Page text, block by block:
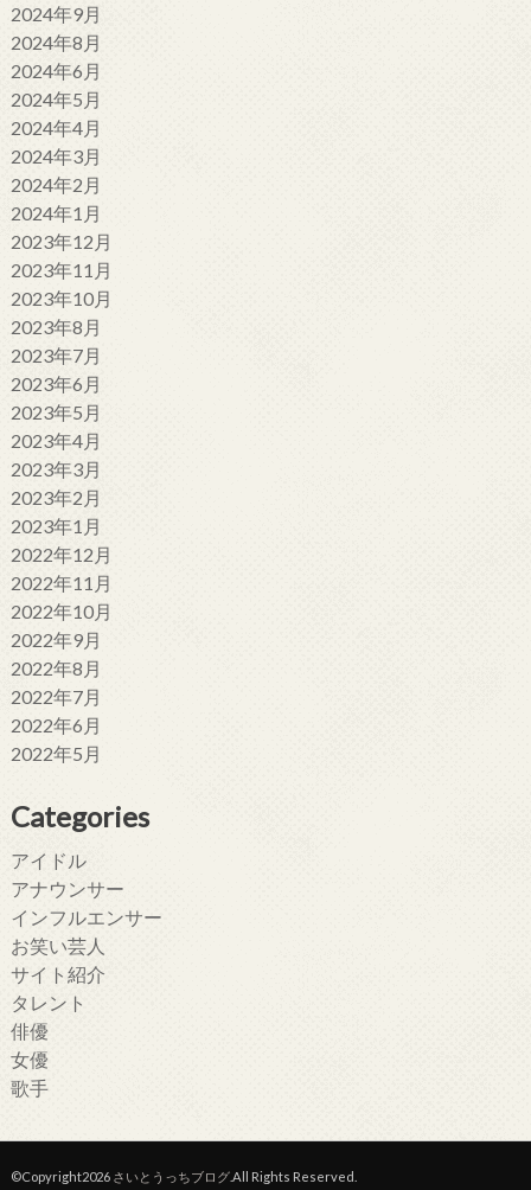
2024年9月
2024年8月
2024年6月
2024年5月
2024年4月
2024年3月
2024年2月
2024年1月
2023年12月
2023年11月
2023年10月
2023年8月
2023年7月
2023年6月
2023年5月
2023年4月
2023年3月
2023年2月
2023年1月
2022年12月
2022年11月
2022年10月
2022年9月
2022年8月
2022年7月
2022年6月
2022年5月
Categories
アイドル
アナウンサー
インフルエンサー
お笑い芸人
サイト紹介
タレント
俳優
女優
歌手
©Copyright2026 さいとうっちブログ.All Rights Reserved.